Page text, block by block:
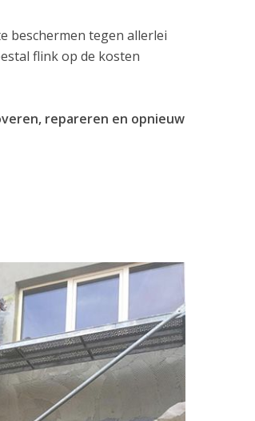
beschermen tegen allerlei
flink op de kosten
repareren en opnieuw